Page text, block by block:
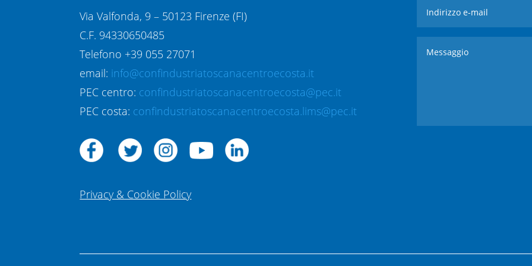
Via Valfonda, 9 – 50123 Firenze (FI)
C.F. 94330650485
Telefono +39 055 27071
email: info@confindustriatoscanacentroecosta.it
PEC centro: confindustriatoscanacentroecosta@pec.it
PEC costa: confindustriatoscanacentroecosta.lims@pec.it
Privacy & Cookie Policy